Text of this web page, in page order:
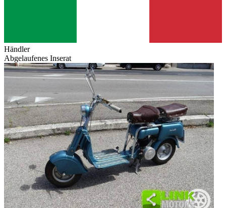
Händler
Abgelaufenes Inserat